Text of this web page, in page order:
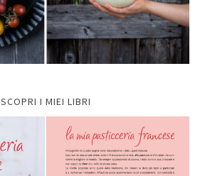
SCOPRI I MIEI LIBRI